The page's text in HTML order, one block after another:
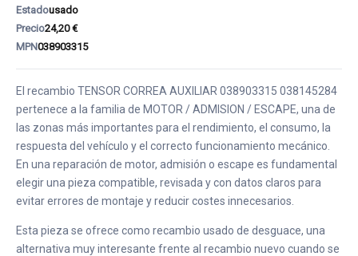
Estadousado
Precio24,20 €
MPN038903315
El recambio TENSOR CORREA AUXILIAR 038903315 038145284
pertenece a la familia de MOTOR / ADMISION / ESCAPE, una de
las zonas más importantes para el rendimiento, el consumo, la
respuesta del vehículo y el correcto funcionamiento mecánico.
En una reparación de motor, admisión o escape es fundamental
elegir una pieza compatible, revisada y con datos claros para
evitar errores de montaje y reducir costes innecesarios.
Esta pieza se ofrece como recambio usado de desguace, una
alternativa muy interesante frente al recambio nuevo cuando se